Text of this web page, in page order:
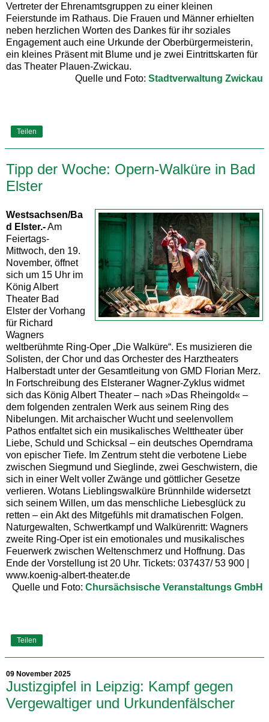
Vertreter der Ehrenamtsgruppen zu einer kleinen
Feierstunde im Rathaus. Die Frauen und Männer erhielten
neben herzlichen Worten des Dankes für ihr soziales
Engagement auch eine Urkunde der Oberbürgermeisterin,
ein kleines Präsent mit Blume und je zwei Eintrittskarten für
das Theater Plauen-Zwickau.
Quelle und Foto: Stadtverwaltung Zwickau
Teilen
Tipp der Woche: Opern-Walküre in Bad
Elster
Westsachsen/Ba
d Elster.-Am
Feiertags-
Mittwoch, den 19.
November, öffnet
sich um 15 Uhr im
König Albert
Theater Bad
Elster der Vorhang
für Richard
Wagners
weltberühmte Ring-Oper „Die Walküre“. Es musizieren die
Solisten, der Chor und das Orchester des Harztheaters
Halberstadt unter der Gesamtleitung von GMD Florian Merz.
In Fortschreibung des Elsteraner Wagner-Zyklus widmet
sich das König Albert Theater – nach »Das Rheingold« –
dem folgenden zentralen Werk aus seinem Ring des
Nibelungen. Mit archaischer Wucht und seelenvollem
Pathos entfaltet sich ein musikalisches Welttheater über
Liebe, Schuld und Schicksal – ein deutsches Operndrama
von epischer Tiefe. Im Zentrum steht die verbotene Liebe
zwischen Siegmund und Sieglinde, zwei Geschwistern, die
sich in einer Welt voller Zwänge und göttlicher Gesetze
verlieren. Wotans Lieblingswalküre Brünnhilde widersetzt
sich seinem Willen, um das menschliche Liebesglück zu
retten – ein Akt des Mitgefühls mit dramatischen Folgen.
Naturgewalten, Schwertkampf und Walkürenritt: Wagners
zweite Ring-Oper ist ein emotionales und musikalisches
Feuerwerk zwischen Weltenschmerz und Hoffnung. Das
Ende der Vorstellung ist 20 Uhr. Tickets: 037437/ 53 900 |
www.koenig-albert-theater.de
Quelle und Foto: Chursächsische Veranstaltungs GmbH
Teilen
09 November 2025
Justizgipfel in Leipzig: Kampf gegen
Vergewaltiger und Urkundenfälscher